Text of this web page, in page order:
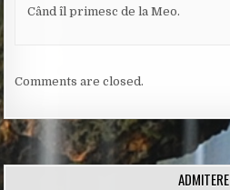
Când îl primesc de la Meo.
Comments are closed.
ADMITERE